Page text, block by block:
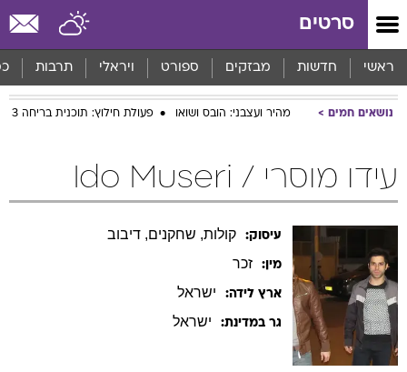
סרטים
ראשי חדשות מבזקים ספורט ויראלי תרבות
נושאים חמים מהיר ועצבני: הובס ושואו פעולת חילוץ: תוכנית בריחה 3
עידו מוסרי / Ido Museri
עיסוק: קולות, שחקנים, דיבוב
מין: זכר
ארץ לידה: ישראל
גר במדינת: ישראל